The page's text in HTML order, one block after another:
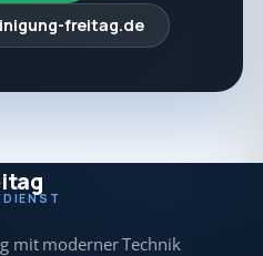
freitag.de
mit moderner Technik